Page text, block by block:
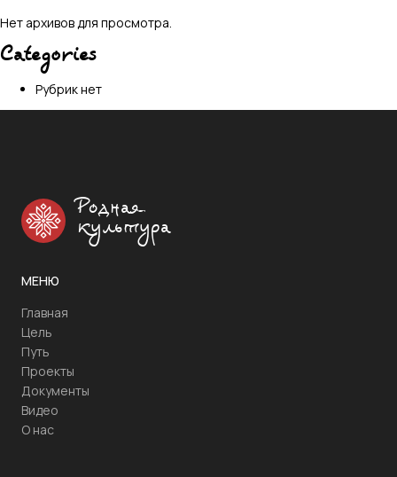
Нет архивов для просмотра.
Categories
Рубрик нет
Родная
культура
МЕНЮ
Главная
Цель
Путь
Проекты
Документы
Видео
О нас